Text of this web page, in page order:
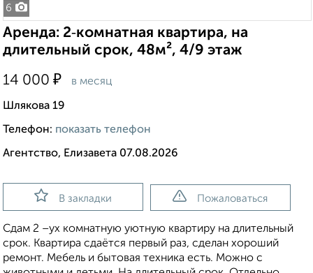
6
Аренда: 2‑комнатная квартира, на
длительный срок, 48м², 4/9 этаж
14 000 ₽ в месяц
Шлякова 19
Телефон: показать телефон
Агентство, Елизавета 07.08.2026
В закладки Пожаловаться
Сдам 2 –ух комнатную уютную квартиру на длительный
срок. Квартира сдаётся первый раз, сделан хороший
ремонт. Мебель и бытовая техника есть. Можно с